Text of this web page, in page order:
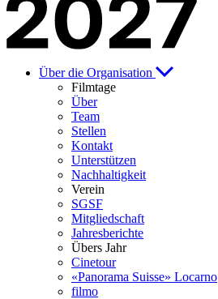
Über die Organisation
Filmtage
Über
Team
Stellen
Kontakt
Unterstützen
Nachhaltigkeit
Verein
SGSF
Mitgliedschaft
Jahresberichte
Übers Jahr
Cinetour
«Panorama Suisse» Locarno
filmo